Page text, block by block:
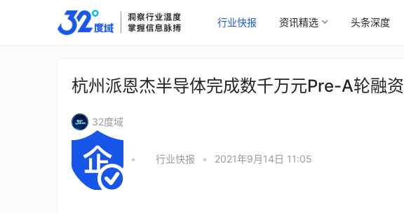
行业快报 资讯精选 头条深度
杭州派恩杰半导体完成数千万元Pre-A轮融资
32度域
• 行业快报 • 2021年9月14日 11:05